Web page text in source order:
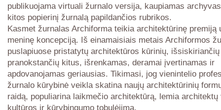
publikuojama virtuali žurnalo versija, kaupiamas
kitos popierinį žurnalą papildančios rubrikos.
Kasmet žurnalas Archiforma teikia architektūrinę premiją
meninę koncepciją. Iš einamaisiais metais Archiformos
puslapiuose pristatytų architektūros kūrinių,
pranokstančių kitus, išrenkamas, deramai įvertinamas ir
apdovanojamas geriausias. Tikimasi, jog vienintelio
žurnalo kūrybinė veikla skatina naujų architektūrinių
raidą, populiarina laikmečio architektūrą, lemia architektų
kultūros ir kūrybingumo tobulėjimą.